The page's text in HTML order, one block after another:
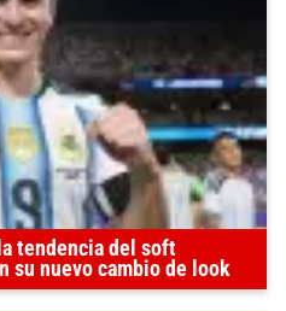
tendencia del soft
su nuevo cambio de look